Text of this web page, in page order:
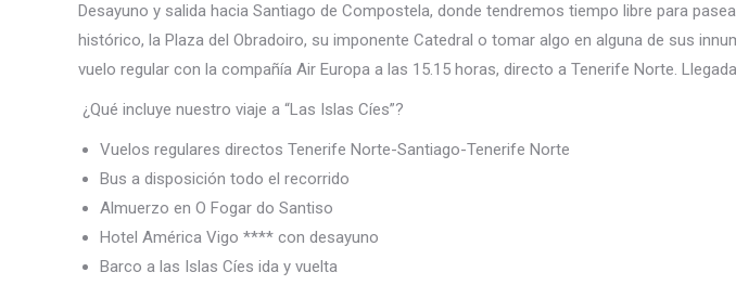
Desayuno y salida hacia Santiago de Compostela, donde tendremos tiempo libre para
histórico, la Plaza del Obradoiro, su imponente Catedral o tomar algo en alguna de sus
vuelo regular con la compañía Air Europa a las 15.15 horas, directo a Tenerife Norte. Llegada
¿Qué incluye nuestro viaje a “Las Islas Cíes”?
Vuelos regulares directos Tenerife Norte-Santiago-Tenerife Norte
Bus a disposición todo el recorrido
Almuerzo en O Fogar do Santiso
Hotel América Vigo **** con desayuno
Barco a las Islas Cíes ida y vuelta